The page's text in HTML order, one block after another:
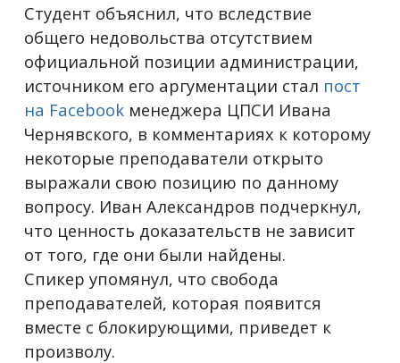
Студент объяснил, что вследствие
общего недовольства отсутствием
официальной позиции администрации,
источником его аргументации стал пост
на Facebook менеджера ЦПСИ Ивана
Чернявского, в комментариях к которому
некоторые преподаватели открыто
выражали свою позицию по данному
вопросу. Иван Александров подчеркнул,
что ценность доказательств не зависит
от того, где они были найдены.
Спикер упомянул, что свобода
преподавателей, которая появится
вместе с блокирующими, приведет к
произволу.